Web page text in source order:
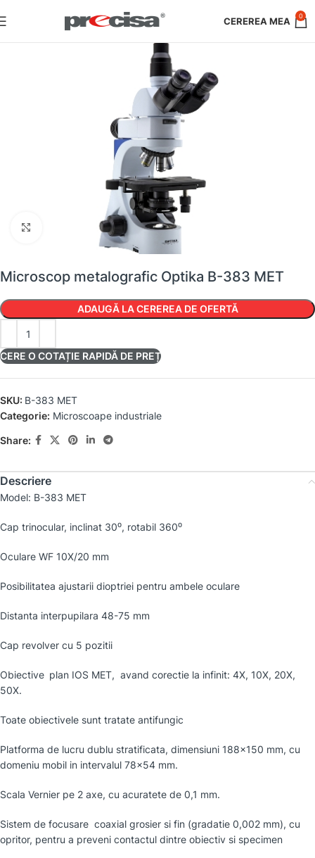
0
Faceți clic pentru a mări
Microscop metalografic Optika B-383 MET
ADAUGĂ LA CEREREA DE OFERTĂ
CERE O COTAȚIE RAPIDĂ DE PREȚ
SKU: B-383 MET
Categorie: Microscoape industriale
Share:
Descriere
Model: B-383 MET
Cap trinocular, inclinat 30⁰, rotabil 360⁰
Oculare WF 10X/20 mm
Posibilitatea ajustarii dioptriei pentru ambele oculare
Distanta interpupilara 48-75 mm
Cap revolver cu 5 pozitii
Obiective plan IOS MET, avand corectie la infinit: 4X, 10X, 20X,
50X.
Toate obiectivele sunt tratate antifungic
Platforma de lucru dublu stratificata, dimensiuni 188×150 mm, cu
domeniu mobil in intervalul 78×54 mm.
Scala Vernier pe 2 axe, cu acuratete de 0,1 mm.
Sistem de focusare coaxial grosier si fin (gradatie 0,002 mm), cu
opritor, pentru a preveni contactul dintre obiectiv si specimen